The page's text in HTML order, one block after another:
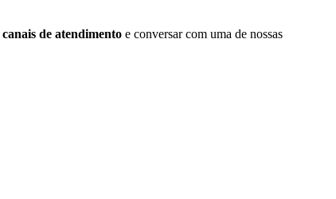
canais de atendimento e conversar com uma de nossas